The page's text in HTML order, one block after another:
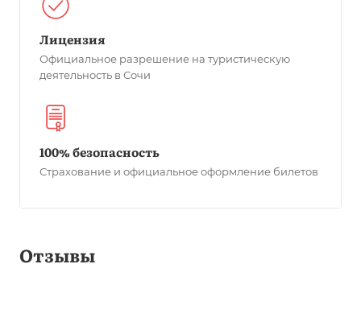
Лицензия
Официальное разрешение на туристическую
деятельность в Сочи
100% безопасность
Страхование и официальное оформление билетов
Отзывы